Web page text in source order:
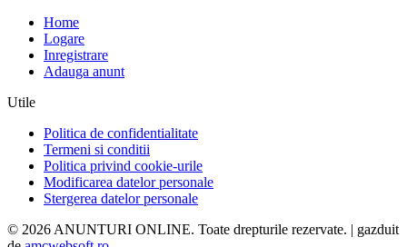
Home
Logare
Inregistrare
Adauga anunt
Utile
Politica de confidentialitate
Termeni si conditii
Politica privind cookie-urile
Modificarea datelor personale
Stergerea datelor personale
© 2026 ANUNTURI ONLINE. Toate drepturile rezervate. | gazduit